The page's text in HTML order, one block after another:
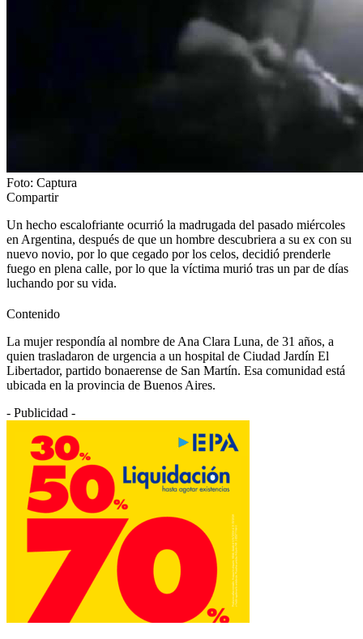
Foto: Captura
Compartir
Un hecho escalofriante ocurrió la madrugada del pasado miércoles
en Argentina, después de que un hombre descubriera a su ex con su
nuevo novio, por lo que cegado por los celos, decidió prenderle
fuego en plena calle, por lo que la víctima murió tras un par de días
luchando por su vida.
Contenido
La mujer respondía al nombre de Ana Clara Luna, de 31 años, a
quien trasladaron de urgencia a un hospital de Ciudad Jardín El
Libertador, partido bonaerense de San Martín. Esa comunidad está
ubicada en la provincia de Buenos Aires.
- Publicidad -